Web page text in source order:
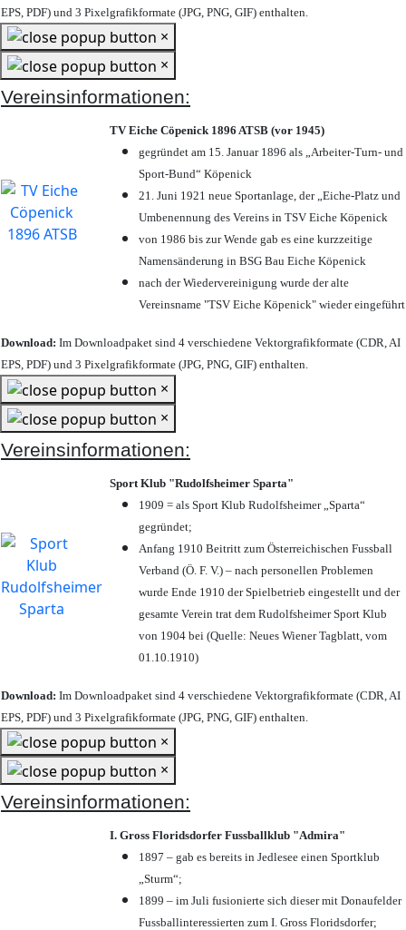
EPS, PDF) und 3 Pixelgrafikformate (JPG, PNG, GIF) enthalten.
×
×
Vereinsinformationen:
TV Eiche Cöpenick 1896 ATSB (vor 1945)
gegründet am 15. Januar 1896 als „Arbeiter-Turn- und
Sport-Bund“ Köpenick
21. Juni 1921 neue Sportanlage, der „Eiche-Platz und
Umbenennung des Vereins in TSV Eiche Köpenick
von 1986 bis zur Wende gab es eine kurzzeitige
Namensänderung in BSG Bau Eiche Köpenick
nach der Wiedervereinigung wurde der alte
Vereinsname "TSV Eiche Köpenick" wieder eingeführt
Download: Im Downloadpaket sind 4 verschiedene Vektorgrafikformate (CDR, AI
EPS, PDF) und 3 Pixelgrafikformate (JPG, PNG, GIF) enthalten.
×
×
Vereinsinformationen:
Sport Klub "Rudolfsheimer Sparta"
1909 = als Sport Klub Rudolfsheimer „Sparta“
gegründet;
Anfang 1910 Beitritt zum Österreichischen Fussball
Verband (Ö. F. V.) – nach personellen Problemen
wurde Ende 1910 der Spielbetrieb eingestellt und der
gesamte Verein trat dem Rudolfsheimer Sport Klub
von 1904 bei (Quelle: Neues Wiener Tagblatt, vom
01.10.1910)
Download: Im Downloadpaket sind 4 verschiedene Vektorgrafikformate (CDR, AI
EPS, PDF) und 3 Pixelgrafikformate (JPG, PNG, GIF) enthalten.
×
×
Vereinsinformationen:
I. Gross Floridsdorfer Fussballklub "Admira"
1897 – gab es bereits in Jedlesee einen Sportklub
„Sturm“;
1899 – im Juli fusionierte sich dieser mit Donaufelder
Fussballinteressierten zum I. Gross Floridsdorfer;